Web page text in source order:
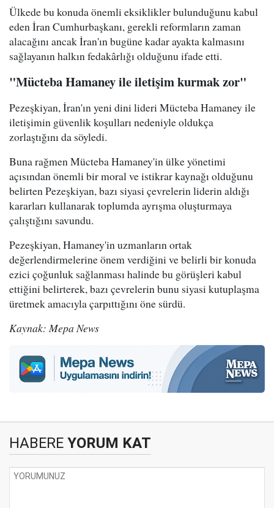
Ülkede bu konuda önemli eksiklikler bulunduğunu kabul
eden İran Cumhurbaşkanı, gerekli reformların zaman
alacağını ancak İran'ın bugüne kadar ayakta kalmasını
sağlayanın halkın fedakârlığı olduğunu ifade etti.
"Mücteba Hamaney ile iletişim kurmak zor"
Pezeşkiyan, İran'ın yeni dini lideri Mücteba Hamaney ile
iletişimin güvenlik koşulları nedeniyle oldukça
zorlaştığını da söyledi.
Buna rağmen Mücteba Hamaney'in ülke yönetimi
açısından önemli bir moral ve istikrar kaynağı olduğunu
belirten Pezeşkiyan, bazı siyasi çevrelerin liderin aldığı
kararları kullanarak toplumda ayrışma oluşturmaya
çalıştığını savundu.
Pezeşkiyan, Hamaney'in uzmanların ortak
değerlendirmelerine önem verdiğini ve belirli bir konuda
ezici çoğunluk sağlanması halinde bu görüşleri kabul
ettiğini belirterek, bazı çevrelerin bunu siyasi kutuplaşma
üretmek amacıyla çarpıttığını öne sürdü.
Kaynak: Mepa News
HABERE YORUM KAT